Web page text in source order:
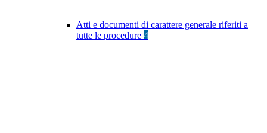
Atti e documenti di carattere generale riferiti a
tutte le procedure 4